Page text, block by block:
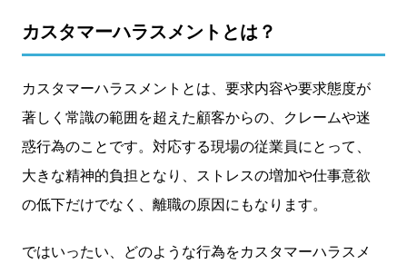
カスタマーハラスメントとは？
カスタマーハラスメントとは、要求内容や要求態度が
著しく常識の範囲を超えた顧客からの、クレームや迷
惑行為のことです。対応する現場の従業員にとって、
大きな精神的負担となり、ストレスの増加や仕事意欲
の低下だけでなく、離職の原因にもなります。
ではいったい、どのような行為をカスタマーハラスメ